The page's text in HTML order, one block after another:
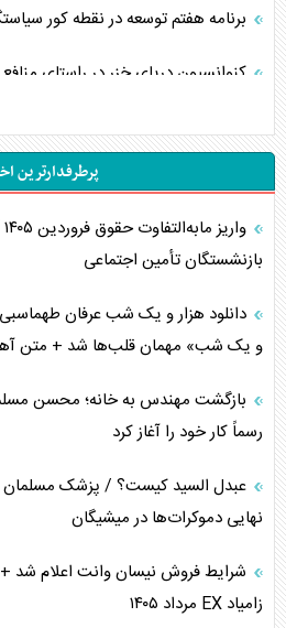
برنامه هفتم توسعه در نقطه کور
کنوانسیون دریای خزر در راستای
اهمیت راهبردی اردن برای آمریکا
پیام، ظرفیت بالفعل‌نشده تجارت ایران
ترامپ و توهم خلع سلاح حماس
چرا کویت به دنبال شریک امنیتی
اعتراف غرب به قدرت ایران در تثبیت
خطای راهبردی ترامپ مقابل برزیل
متن و حاشیه سفر نتانیاهو به آمریکا
نقش راهبردی ایران در دیپلماسی
پرطرفدارترین
بازنشستگان تأمین اجتماعی
دانلود هزار و یک شب عرفان
و یک شب» مهمان قلب‌ها شد + متن
بازگشت مهندس به خانه؛ محسن
رسماً کار خود را آغاز کرد
عبدل السید کیست؟ / پزشک مسلمان و
نهایی دموکرات‌ها در میشیگان
شرایط فروش نیسان وانت اعلام شد +
زامیاد EX مرداد ۱۴۰۵